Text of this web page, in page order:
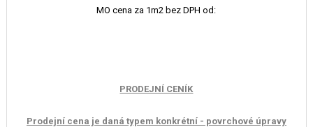
MO cena za 1m2 bez DPH od:
PRODEJNÍ CENÍK
Prodejní cena je daná typem konkrétní - povrchové úpravy